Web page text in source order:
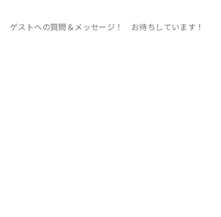
ゲストへの質問＆メッセージ！ お待ちしています！